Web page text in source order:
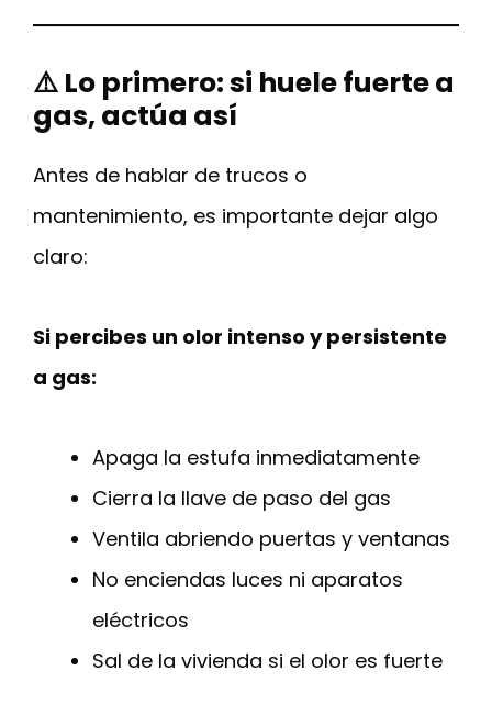
⚠️ Lo primero: si huele fuerte a
gas, actúa así
Antes de hablar de trucos o
mantenimiento, es importante dejar algo
claro:
Si percibes un olor intenso y persistente
a gas:
Apaga la estufa inmediatamente
Cierra la llave de paso del gas
Ventila abriendo puertas y ventanas
No enciendas luces ni aparatos
eléctricos
Sal de la vivienda si el olor es fuerte